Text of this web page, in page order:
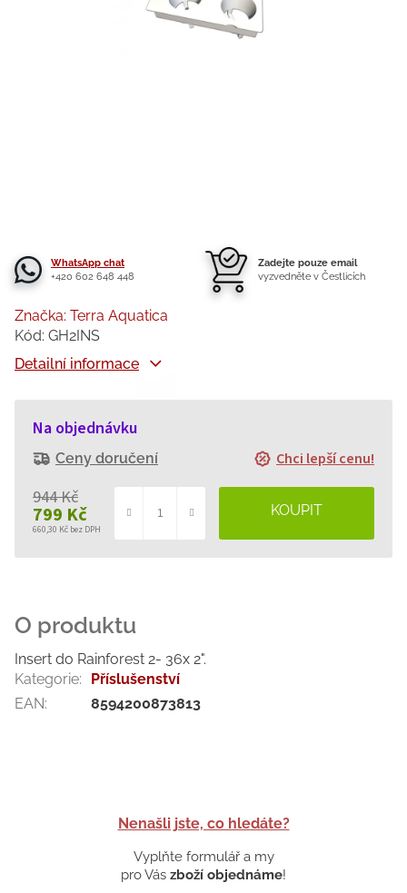
WhatsApp chat
+420 602 648 448
Zadejte pouze email
vyzvedněte v Čestlicích
944 Kč
799 Kč
660,30 Kč bez DPH
Na objednávku
Ceny doručení Chci lepší cenu!
Detailní informace
Značka: Terra Aquatica
Kód: GH2INS
Nenašli jste, co hledáte?
Vyplňte formulář a my
pro Vás zboží objednáme!
Insert do Rainforest 2- 36x 2".
Kategorie:
Příslušenství
EAN: 8594200873813